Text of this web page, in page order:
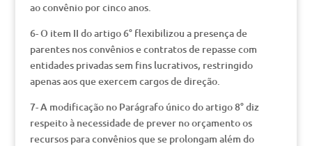
ao convênio por cinco anos.
6- O item II do artigo 6° flexibilizou a presença de
parentes nos convênios e contratos de repasse com
entidades privadas sem fins lucrativos, restringido
apenas aos que exercem cargos de direção.
7- A modificação no Parágrafo único do artigo 8° diz
respeito à necessidade de prever no orçamento os
recursos para convênios que se prolongam além do